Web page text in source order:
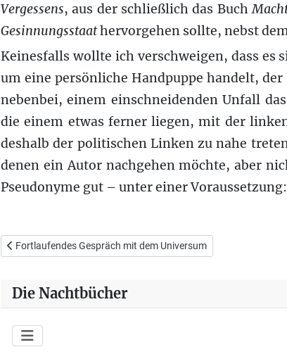
Vergessens, aus der schließlich das Buch
Gesinnungsstaathervorgehen sollte, nebst
Keinesfalls wollte ich verschweigen, dass es
um eine persönliche Handpuppe handelt,
nebenbei, einem einschneidenden Unfall
die einem etwas ferner liegen, mit der
deshalb der politischen Linken zu nahe
denen ein Autor nachgehen möchte, aber
Pseudonyme gut – unter einer
Vorheriger Beitrag: Fortlaufendes Gespräch mit dem Universum
Fortlaufendes Gespräch mit dem Universum
Die Nachtbücher